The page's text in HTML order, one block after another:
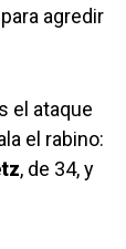
agredir
el ataque
el rabino:
, de 34, y